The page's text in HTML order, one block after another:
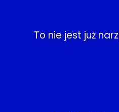
To nie jest już